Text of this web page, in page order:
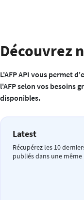
Découvrez
L'AFP API vous permet
l'AFP selon vos besoins
disponibles.
Latest
Récupérez les 10
publiés dans une même